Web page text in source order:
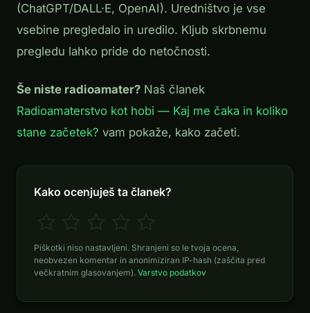
(ChatGPT/DALL·E, OpenAI). Uredništvo je vse
vsebine pregledalo in uredilo. Kljub skrbnemu
pregledu lahko pride do netočnosti.
Še niste radioamater? Naš članek
Radioamaterstvo kot hobi — Kaj me čaka in koliko
stane začetek? vam pokaže, kako začeti.
Kako ocenjuješ ta članek?
Piškotki niso nastavljeni. Shranjeni so le tvoja ocena,
neobvezen komentar in anonimiziran IP-hash (zaščita pred
večkratnim glasovanjem). Varstvo podatkov